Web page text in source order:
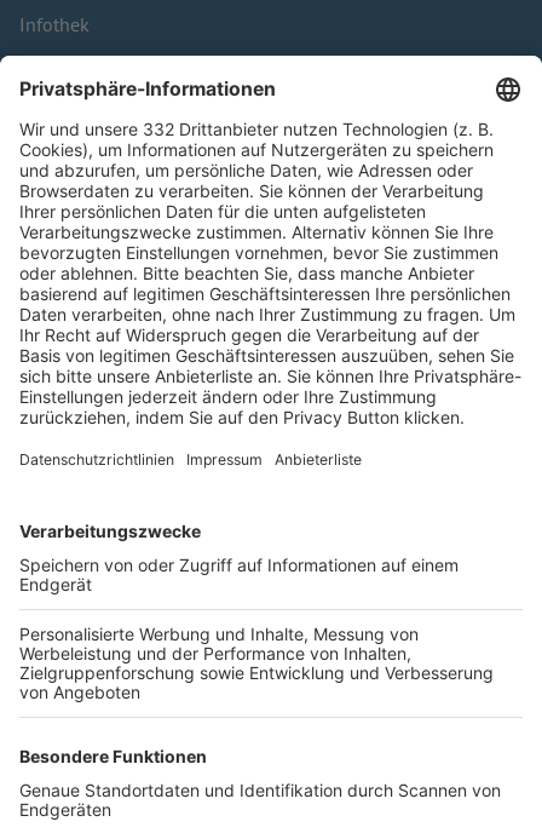
Infothek
Kontakt
HÄUFIG BESUCHTE SEITEN
Pässe und Vereinswechsel
Trainerausbildung
Schulungsangebot Vereinsmitarbeiter
BFV-Geschäftsstellen
Trainerbörse
Login SpielPlus
FOLGE DEM BFV
TOP-VEREINE
TOP-PARTNER